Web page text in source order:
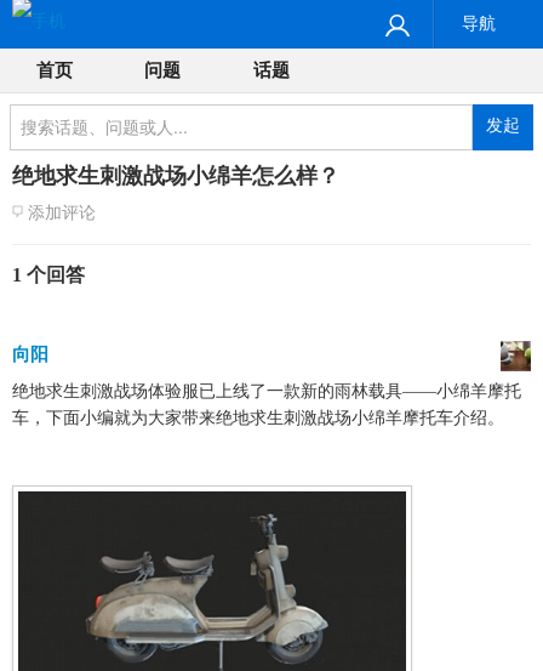
导航
首页 问题 话题
发起
绝地求生刺激战场小绵羊怎么样？
添加评论
1 个回答
向阳
绝地求生刺激战场体验服已上线了一款新的雨林载具——小绵羊摩托
车，下面小编就为大家带来绝地求生刺激战场小绵羊摩托车介绍。